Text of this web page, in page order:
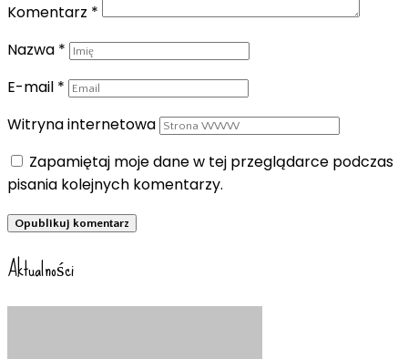
Komentarz *
Nazwa *
E-mail *
Witryna internetowa
Zapamiętaj moje dane w tej przeglądarce podczas
pisania kolejnych komentarzy.
Aktualności